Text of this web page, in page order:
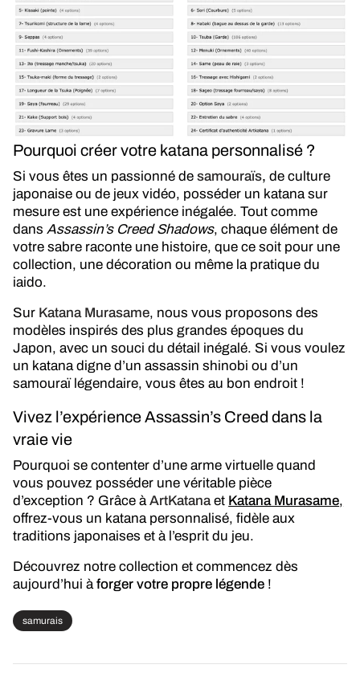
Pourquoi créer votre katana personnalisé ?
Si vous êtes un passionné desamouraïs,de culture
japonaise ou de jeux vidéo, posséder un katana sur
mesure est une expérience inégalée. Tout comme
dansAssassin’s Creed Shadows, chaque élément de
votre sabre raconte une histoire, que ce soit pour une
collection, une décoration ou même la pratique du
iaido.
Sur Katana Murasame, nous vous proposons des
modèles inspirés des plus grandes époques du
Japon, avec un souci du détail inégalé. Si vous voulez
un katana digne d’un assassin shinobi ou d’un
samouraï légendaire, vous êtes au bon endroit !
Vivez l’expérience Assassin’s Creed dans la
vraie vie
Pourquoi se contenter d’une arme virtuelle quand
vous pouvez posséder une véritable pièce
d’exception ? Grâce àArtKatanaet Katana Murasame,
offrez-vous un katana personnalisé, fidèle aux
traditions japonaises et à l’esprit du jeu.
Découvrez notre collection et commencez dès
aujourd’hui àforger votre propre légende !
samurais